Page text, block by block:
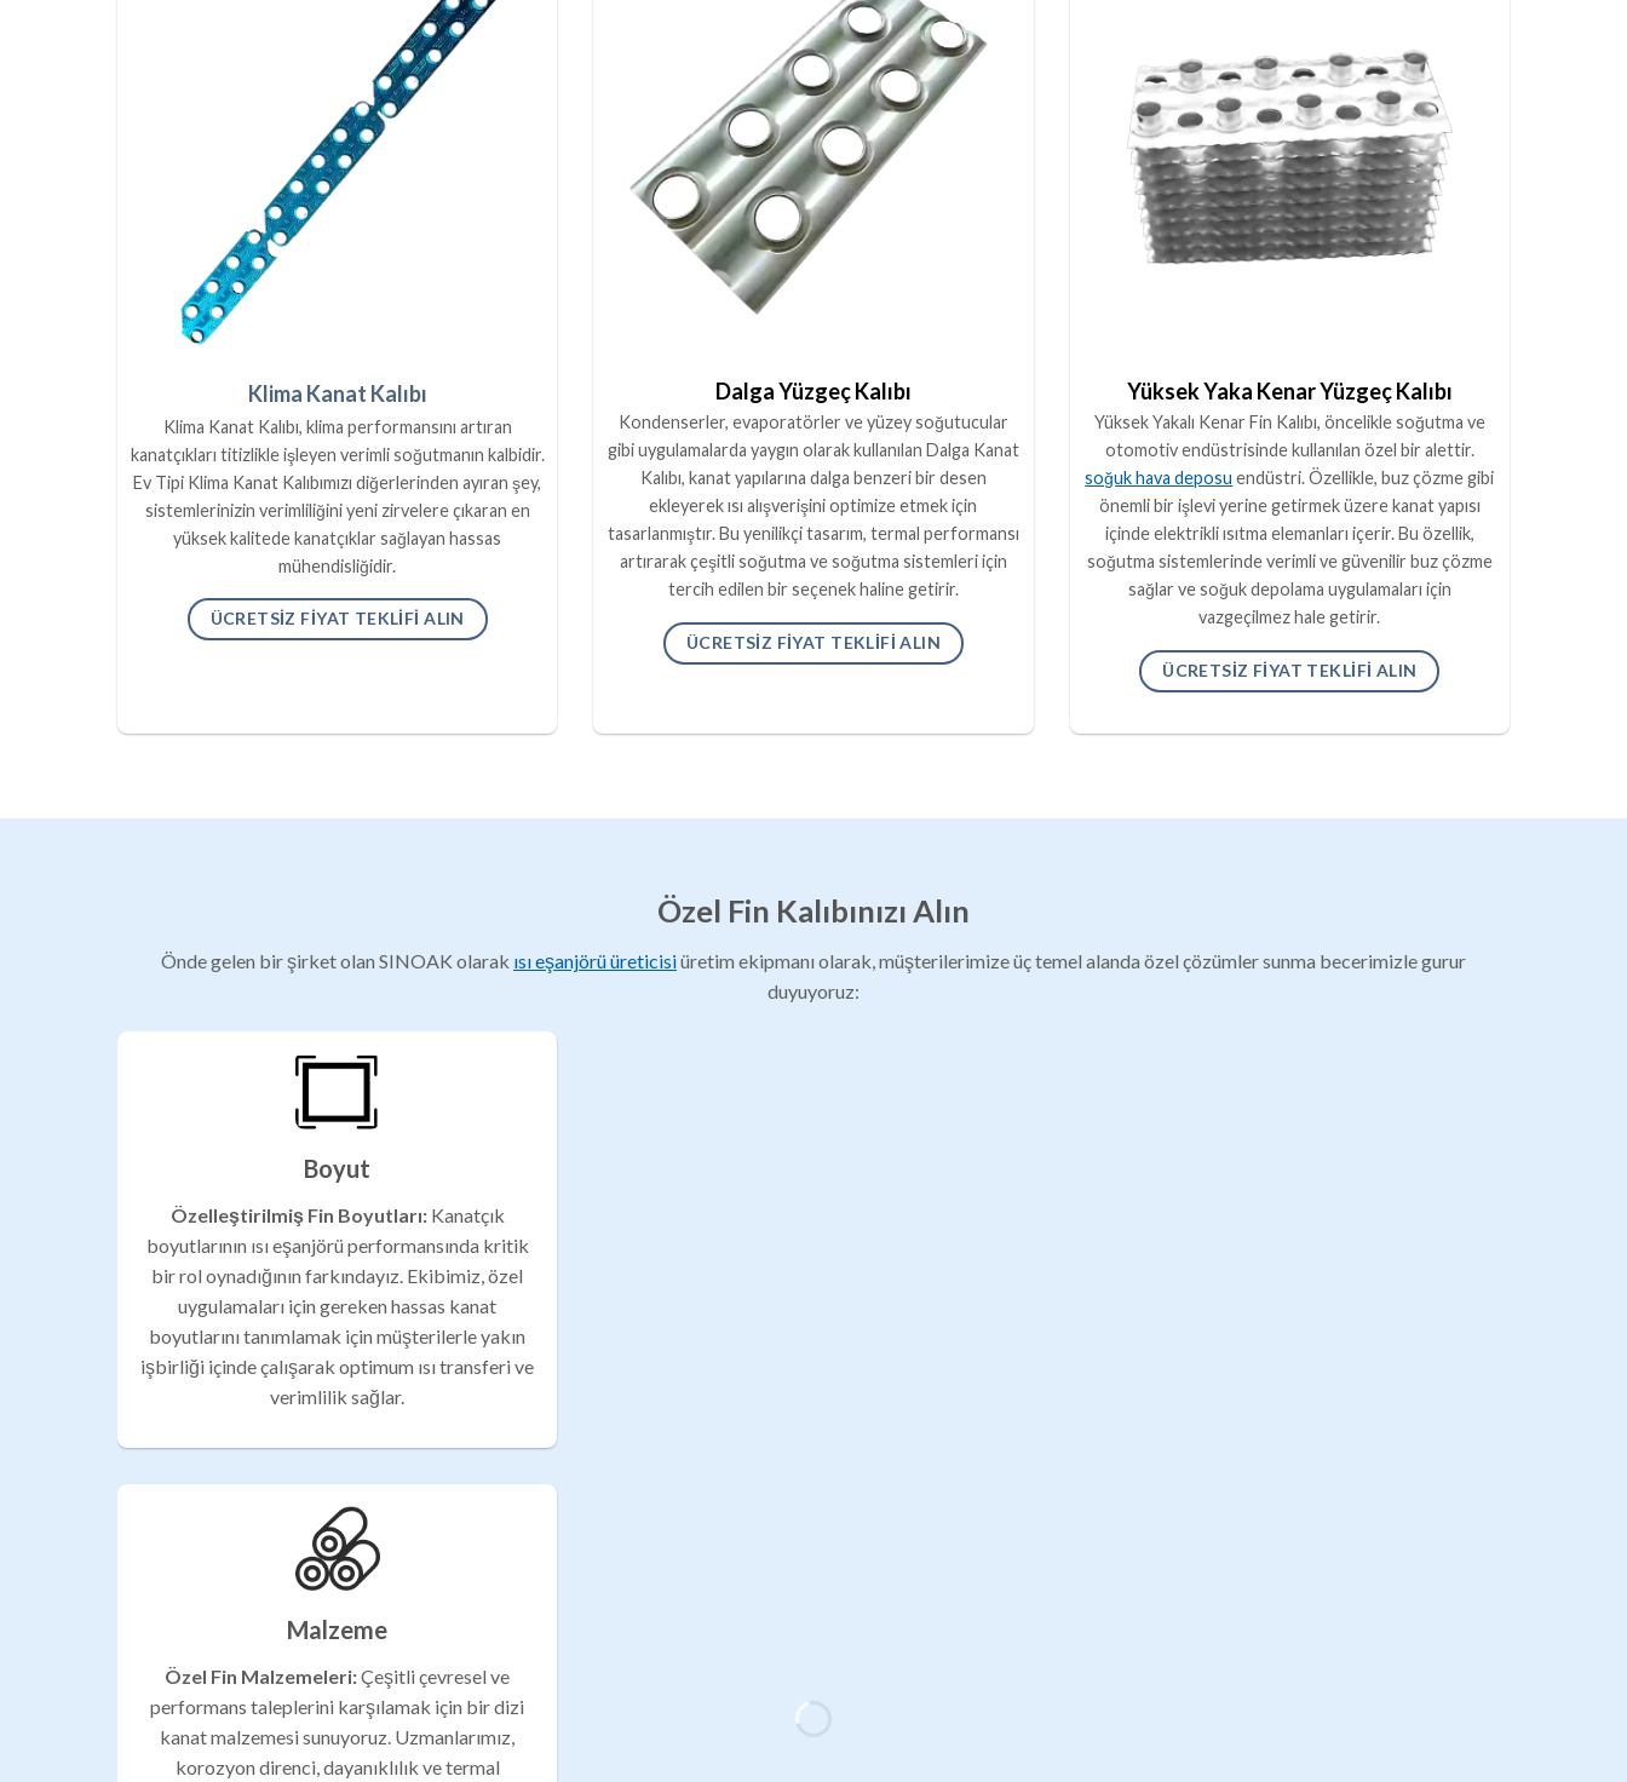
Klima Kanat Kalıbı
Klima Kanat Kalıbı, klima performansını artıran
kanatçıkları titizlikle işleyen verimli soğutmanın kalbidir.
Ev Tipi Klima Kanat Kalıbımızı diğerlerinden ayıran şey,
sistemlerinizin verimliliğini yeni zirvelere çıkaran en
yüksek kalitede kanatçıklar sağlayan hassas
mühendisliğidir.
ÜCRETSIZ FIYAT TEKLIFI ALIN
Dalga Yüzgeç Kalıbı
Kondenserler, evaporatörler ve yüzey soğutucular
gibi uygulamalarda yaygın olarak kullanılan Dalga Kanat
Kalıbı, kanat yapılarına dalga benzeri bir desen
ekleyerek ısı alışverişini optimize etmek için
tasarlanmıştır. Bu yenilikçi tasarım, termal performansı
artırarak çeşitli soğutma ve soğutma sistemleri için
tercih edilen bir seçenek haline getirir.
ÜCRETSIZ FIYAT TEKLIFI ALIN
Yüksek Yaka Kenar Yüzgeç Kalıbı
Yüksek Yakalı Kenar Fin Kalıbı, öncelikle soğutma ve
otomotiv endüstrisinde kullanılan özel bir alettir.
soğuk hava deposu endüstri. Özellikle, buz çözme gibi
önemli bir işlevi yerine getirmek üzere kanat yapısı
içinde elektrikli ısıtma elemanları içerir. Bu özellik,
soğutma sistemlerinde verimli ve güvenilir buz çözme
sağlar ve soğuk depolama uygulamaları için
vazgeçilmez hale getirir.
ÜCRETSIZ FIYAT TEKLIFI ALIN
Özel Fin Kalıbınızı Alın
Önde gelen bir şirket olan SINOAK olarak ısı eşanjörü üreticisiüretim ekipmanı olarak, müşterilerimize üç temel alanda özel çözümler sunma becerimizle gurur
duyuyoruz:
Boyut
Özelleştirilmiş Fin Boyutları:Kanatçık
boyutlarının ısı eşanjörü performansında kritik
bir rol oynadığının farkındayız. Ekibimiz, özel
uygulamaları için gereken hassas kanat
boyutlarını tanımlamak için müşterilerle yakın
işbirliği içinde çalışarak optimum ısı transferi ve
verimlilik sağlar.
Malzeme
Özel Fin Malzemeleri:Çeşitli çevresel ve
performans taleplerini karşılamak için bir dizi
kanat malzemesi sunuyoruz. Uzmanlarımız,
korozyon direnci, dayanıklılık ve termal